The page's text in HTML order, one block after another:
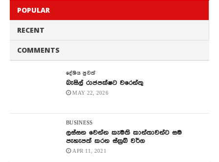
POPULAR
RECENT
COMMENTS
දේශිය පුවත්
බැසිල් රාජපක්ෂට වරෙන්තු
MAY 22, 2026
BUSINESS
ලස්සන වෙන්න කැමති කාන්තාවන්ට සම
පැහැපත් කරන ස්ක්‍රබ් වර්ග
APR 11, 2021